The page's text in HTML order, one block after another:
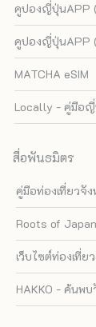
คูปองญี่ปุ่นAPP
คูปองญี่ปุ่นAPP
MATCHA eSIM
Locally - คู่มือญี่
สื่อพันธมิตร
คู่มือท่องเที่ยวจั
Roots of Japan
เว็บไซต์ท่องเที่ย
HAKKO - ค้นพ